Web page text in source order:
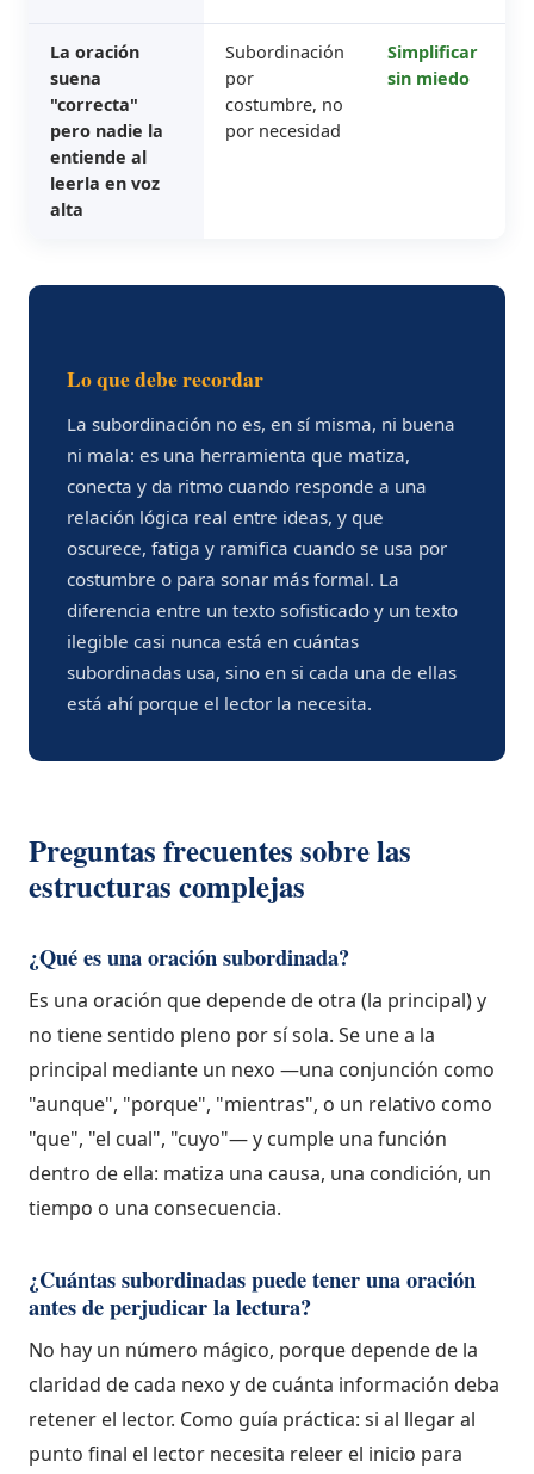
La oración
suena
"correcta"
pero nadie la
entiende al
leerla en voz
alta
Subordinación
por
costumbre, no
por necesidad
Simplificar
sin miedo
Lo que debe recordar
La subordinación no es, en sí misma, ni buena
ni mala: es una herramienta que matiza,
conecta y da ritmo cuando responde a una
relación lógica real entre ideas, y que
oscurece, fatiga y ramifica cuando se usa por
costumbre o para sonar más formal. La
diferencia entre un texto sofisticado y un texto
ilegible casi nunca está en cuántas
subordinadas usa, sino en si cada una de ellas
está ahí porque el lector la necesita.
Preguntas frecuentes sobre las
estructuras complejas
¿Qué es una oración subordinada?
Es una oración que depende de otra (la principal) y
no tiene sentido pleno por sí sola. Se une a la
principal mediante un nexo —una conjunción como
"aunque", "porque", "mientras", o un relativo como
"que", "el cual", "cuyo"— y cumple una función
dentro de ella: matiza una causa, una condición, un
tiempo o una consecuencia.
¿Cuántas subordinadas puede tener una oración
antes de perjudicar la lectura?
No hay un número mágico, porque depende de la
claridad de cada nexo y de cuánta información deba
retener el lector. Como guía práctica: si al llegar al
punto final el lector necesita releer el inicio para